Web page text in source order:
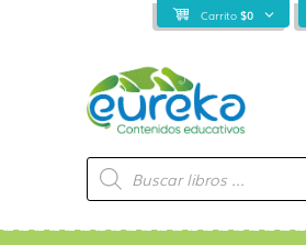
Carrito $0
Búsqueda
de
productos